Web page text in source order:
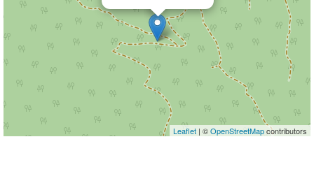
Leaflet | ©OpenStreetMapcontributors